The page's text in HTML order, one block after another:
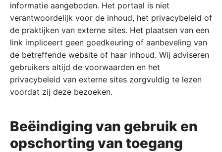
informatie aangeboden. Het portaal is niet
verantwoordelijk voor de inhoud, het privacybeleid of
de praktijken van externe sites. Het plaatsen van een
link impliceert geen goedkeuring of aanbeveling van
de betreffende website of haar inhoud. Wij adviseren
gebruikers altijd de voorwaarden en het
privacybeleid van externe sites zorgvuldig te lezen
voordat zij deze bezoeken.
Beëindiging van gebruik en
opschorting van toegang